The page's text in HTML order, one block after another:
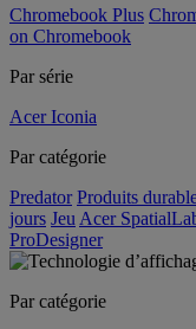
Chromebook Plus
on Chromebook
Par série
Acer Iconia
Par catégorie
Predator Produits
jours Jeu Acer
ProDesigner
Par catégorie